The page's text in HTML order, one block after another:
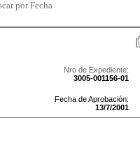
por Fecha
Nro de Expediente:
3005-001156-01
Fecha de Aprobación:
13/7/2001